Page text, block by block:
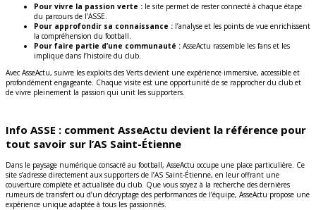
Pour vivre la passion verte : le site permet de rester connecté à chaque étape
du parcours de l’ASSE.
Pour approfondir sa connaissance : l’analyse et les points de vue enrichissent
la compréhension du football.
Pour faire partie d’une communauté : AsseActu rassemble les fans et les
implique dans l’histoire du club.
Avec AsseActu, suivre les exploits des Verts devient une expérience immersive, accessible et
profondément engageante. Chaque visite est une opportunité de se rapprocher du club et
de vivre pleinement la passion qui unit les supporters.
Info ASSE : comment AsseActu devient la référence pour
tout savoir sur l’AS Saint-Étienne
Dans le paysage numérique consacré au football, AsseActu occupe une place particulière. Ce
site s’adresse directement aux supporters de l’AS Saint-Étienne, en leur offrant une
couverture complète et actualisée du club. Que vous soyez à la recherche des dernières
rumeurs de transfert ou d’un décryptage des performances de l’équipe, AsseActu propose une
expérience unique adaptée à tous les passionnés.